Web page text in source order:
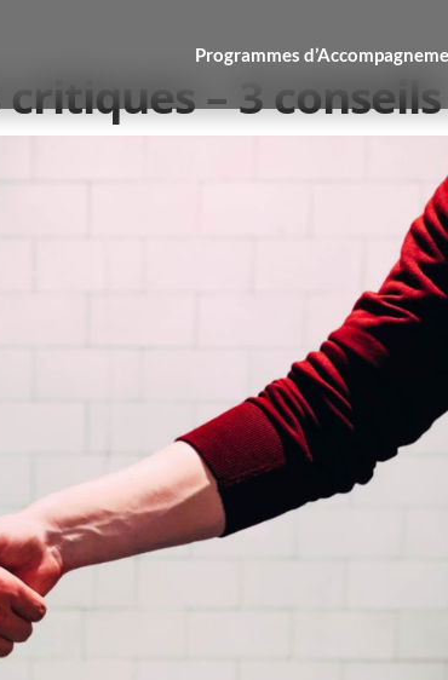
Programmes
– 3 conseils